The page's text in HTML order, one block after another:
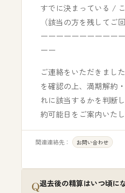
すでに決まっている /
（該当の方を残してご
ーーーーーーーーーー
ーー
ご連絡をいただきまし
を確認の上、満期解約
れに該当するかを判断
約可能日をご案内いたし
関連連絡先： お問い合わせ
退去後の精算はいつ頃に